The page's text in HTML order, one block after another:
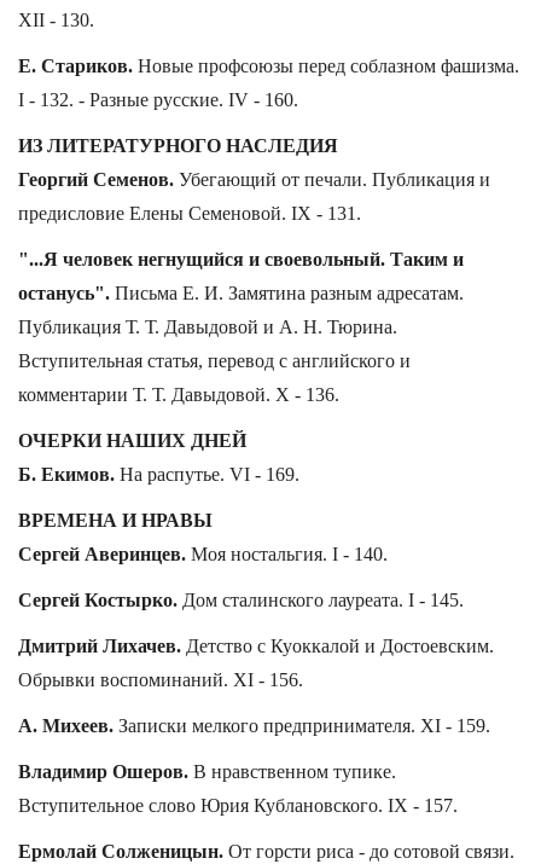
XII - 130.
Е. Стариков. Новые профсоюзы перед соблазном фашизма.
I - 132. - Разные русские. IV - 160.
ИЗ ЛИТЕРАТУРНОГО НАСЛЕДИЯ
Георгий Семенов. Убегающий от печали. Публикация и
предисловие Елены Семеновой. IX - 131.
"...Я человек негнущийся и своевольный. Таким и
останусь". Письма Е. И. Замятина разным адресатам.
Публикация Т. Т. Давыдовой и А. Н. Тюрина.
Вступительная статья, перевод с английского и
комментарии Т. Т. Давыдовой. X - 136.
ОЧЕРКИ НАШИХ ДНЕЙ
Б. Екимов. На распутье. VI - 169.
ВРЕМЕНА И НРАВЫ
Сергей Аверинцев. Моя ностальгия. I - 140.
Сергей Костырко. Дом сталинского лауреата. I - 145.
Дмитрий Лихачев. Детство с Куоккалой и Достоевским.
Обрывки воспоминаний. XI - 156.
А. Михеев. Записки мелкого предпринимателя. XI - 159.
Владимир Ошеров. В нравственном тупике.
Вступительное слово Юрия Кублановского. IX - 157.
Ермолай Солженицын. От горсти риса - до сотовой связи.